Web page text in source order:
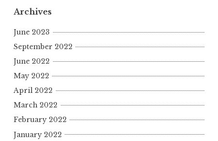
Archives
June 2023
September 2022
June 2022
May 2022
April 2022
March 2022
February 2022
January 2022